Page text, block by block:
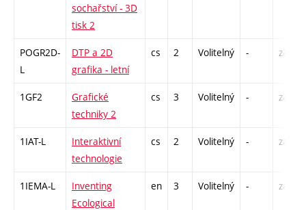
sochařství - 3D
tisk 2
POGR2D-
L
DTP a 2D
grafika - letní
cs 2 Volitelný - zá
1GF2
Grafické
techniky 2
cs 3 Volitelný - zá
1IAT-L
Interaktivní
technologie
cs 2 Volitelný - zá
1IEMA-L
Inventing
Ecological
en 3 Volitelný - zá